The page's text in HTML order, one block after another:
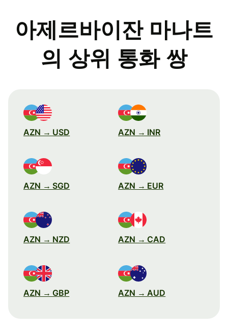
아제르바이잔 마나트
의 상위 통화 쌍
AZN → USD AZN → INR
AZN → SGD AZN → EUR
AZN → NZD AZN → CAD
AZN → GBP AZN → AUD